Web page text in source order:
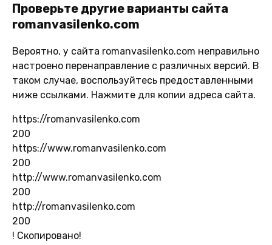
Проверьте другие варианты сайта
romanvasilenko.com
Вероятно, у сайта romanvasilenko.com неправильно
настроено перенаправление с различных версий. В
таком случае, воспользуйтесь предоставленными
ниже ссылками. Нажмите для копии адреса сайта.
https://romanvasilenko.com
200
https://www.romanvasilenko.com
200
http://www.romanvasilenko.com
200
http://romanvasilenko.com
200
! Скопировано!